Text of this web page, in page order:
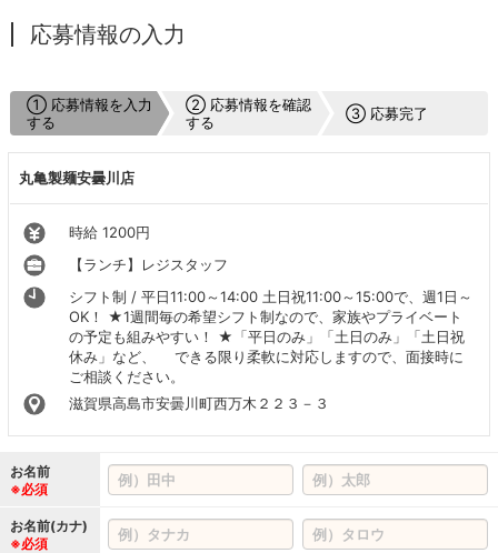
応募情報の入力
① 応募情報を入力
する
② 応募情報を確認
する
③ 応募完了
丸亀製麺安曇川店
時給 1200円
【ランチ】レジスタッフ
シフト制 / 平日11:00～14:00 土日祝11:00～15:00で、週1日～
OK！ ★1週間毎の希望シフト制なので、家族やプライベート
の予定も組みやすい！ ★「平日のみ」「土日のみ」「土日祝
休み」など、 できる限り柔軟に対応しますので、面接時に
ご相談ください。
滋賀県高島市安曇川町西万木２２３－３
お名前
※必須
お名前(カナ)
※必須